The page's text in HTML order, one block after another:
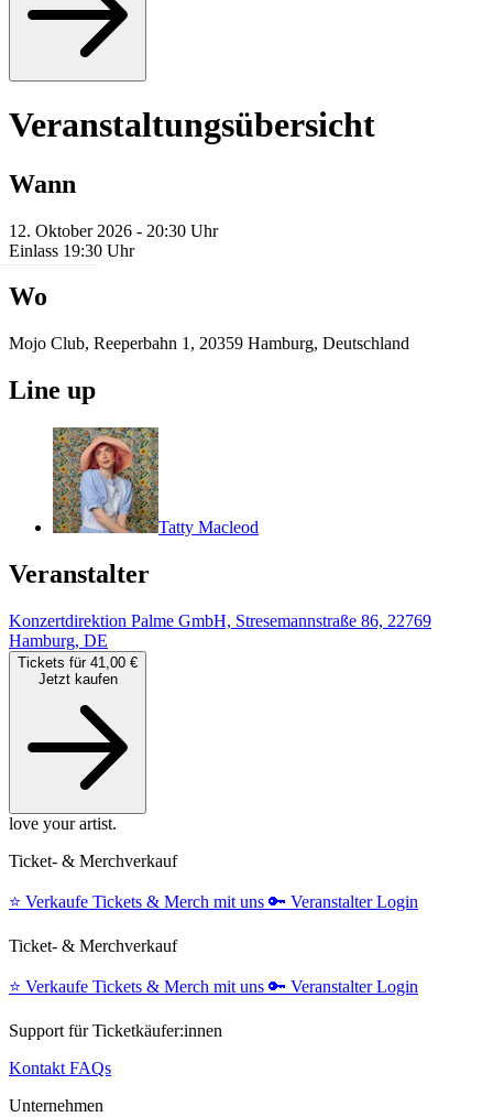
Veranstaltungsübersicht
Wann
12. Oktober 2026 - 20:30 Uhr
Einlass 19:30 Uhr
Wo
Mojo Club, Reeperbahn 1, 20359 Hamburg, Deutschland
Line up
Tatty Macleod
Veranstalter
Konzertdirektion Palme GmbH, Stresemannstraße 86, 22769
Hamburg, DE
Tickets für 41,00 €
Jetzt kaufen
love your artist.
Ticket- & Merchverkauf
⭐️ Verkaufe Tickets & Merch mit uns 🔑 Veranstalter Login
Ticket- & Merchverkauf
⭐️ Verkaufe Tickets & Merch mit uns 🔑 Veranstalter Login
Support für Ticketkäufer:innen
Kontakt FAQs
Unternehmen